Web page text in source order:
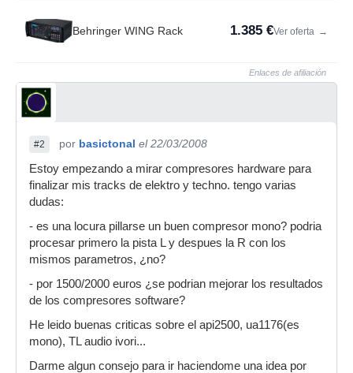
Behringer WING Rack 1.385 €Ver oferta →
Enlaces de afiliación
#2 por basictonal el 22/03/2008
Estoy empezando a mirar compresores hardware para
finalizar mis tracks de elektro y techno. tengo varias
dudas:
- es una locura pillarse un buen compresor mono? podria
procesar primero la pista L y despues la R con los
mismos parametros, ¿no?
- por 1500/2000 euros ¿se podrian mejorar los resultados
de los compresores software?
He leido buenas criticas sobre el api2500, ua1176(es
mono), TL audio ivori...
Darme algun consejo para ir haciendome una idea por